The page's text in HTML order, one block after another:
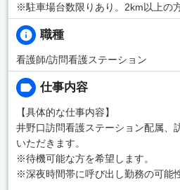
※駐車場台数限りあり。2km以上の方
職種
看護師/訪問看護ステーション
仕事内容
【具体的な仕事内容】
井野口訪問看護ステーション配属、
いただきます。
※待機可能な方を希望します。
※深夜時間帯に呼び出し勤務の可能